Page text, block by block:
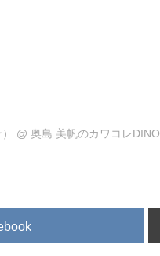
@奥島 美帆のカワコレDINO